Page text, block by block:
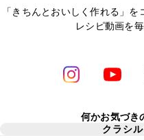
「きちんとおいしく作れる」
レシピ動画を
何かお気づき
クラシ